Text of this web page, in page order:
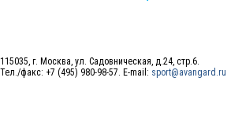
115035, г. Москва, ул. Садовническая, д.24, стр.6.
Тел./факс: +7 (495) 980-98-57. E-mail: sport@avangard.ru